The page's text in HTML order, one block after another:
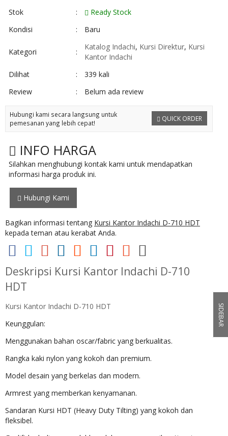
Stok
:
Ready Stock
Kondisi
: Baru
Kategori :
Katalog Indachi, Kursi Direktur, Kursi
Kantor Indachi
Dilihat
:
339 kali
Review
: Belum ada review
QUICK ORDER
Hubungi kami secara langsung untuk
pemesanan yang lebih cepat!
INFO HARGA
Silahkan menghubungi kontak kami untuk mendapatkan
informasi harga produk ini.
Hubungi Kami
Bagikan informasi tentang Kursi Kantor Indachi D-710 HDT
kepada teman atau kerabat Anda.
Deskripsi Kursi Kantor Indachi D-710
HDT
Kursi Kantor Indachi D-710 HDT
Keunggulan:
Menggunakan bahan oscar/fabric yang berkualitas.
Rangka kaki nylon yang kokoh dan premium.
Model desain yang berkelas dan modern.
Armrest yang memberkan kenyamanan.
Sandaran Kursi HDT (Heavy Duty Tilting) yang kokoh dan
fleksibel.
SIDEBAR